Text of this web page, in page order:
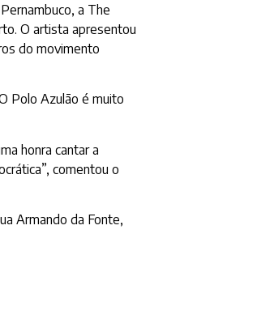
a The
O artista apresentou
do movimento
Polo Azulão é muito
honra cantar a
comentou o
Armando da Fonte,